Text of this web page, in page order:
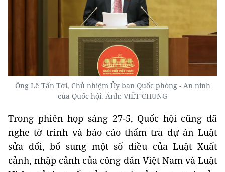
Ông Lê Tấn Tới, Chủ nhiệm Ủy ban Quốc phòng - An ninh
của Quốc hội. Ảnh: VIẾT CHUNG
Trong phiên họp sáng 27-5, Quốc hội cũng đã
nghe tờ trình và báo cáo thẩm tra dự án Luật
sửa đổi, bổ sung một số điều của Luật Xuất
cảnh, nhập cảnh của công dân Việt Nam và Luật